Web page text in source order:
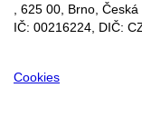
, 625 00, Brno,
IČ: 00216224, DIČ:
Cookies